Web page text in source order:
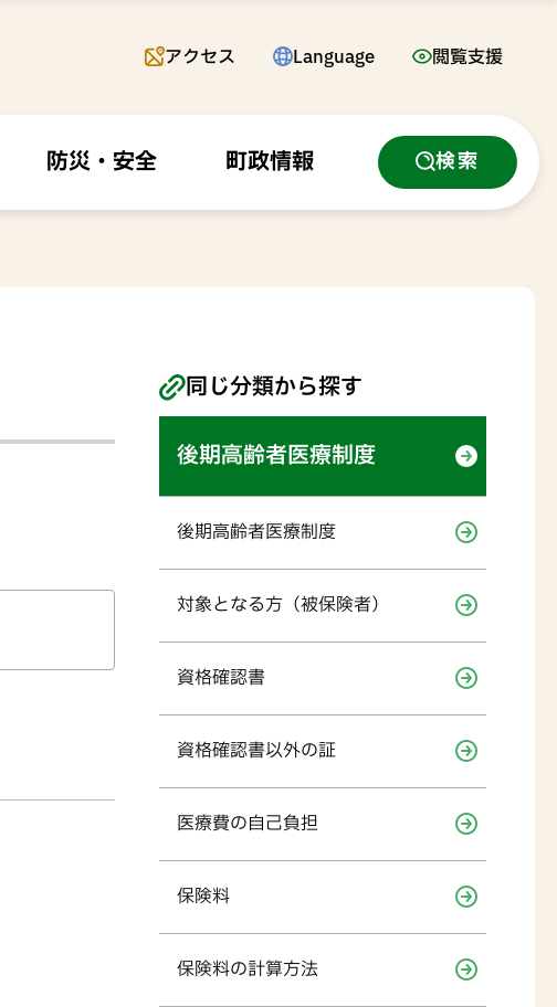
アクセス Language 閲覧支援
防災・安全 町政情報 検索
同じ分類から探す
後期高齢者医療制度
後期高齢者医療制度
対象となる方（被保険者）
資格確認書
資格確認書以外の証
医療費の自己負担
保険料
保険料の計算方法